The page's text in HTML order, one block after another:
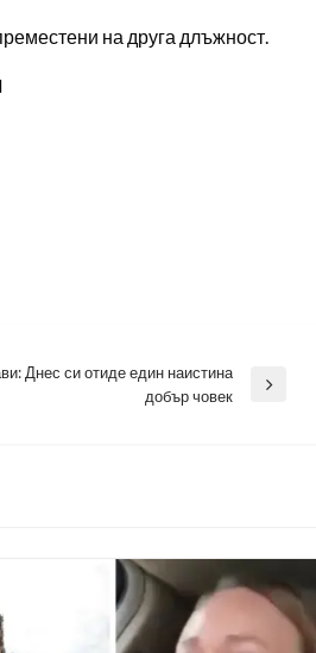
на друга длъжност.
Днес си отиде един наистина
добър човек